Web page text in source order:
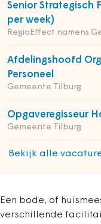
Senior Strategisch
per week)
RegioEffect namens
Afdelingshoofd
Personeel
Gemeente Tilburg
Opgaveregisseur
Gemeente Tilburg
Bekijk alle
Een bode, of
verschillende